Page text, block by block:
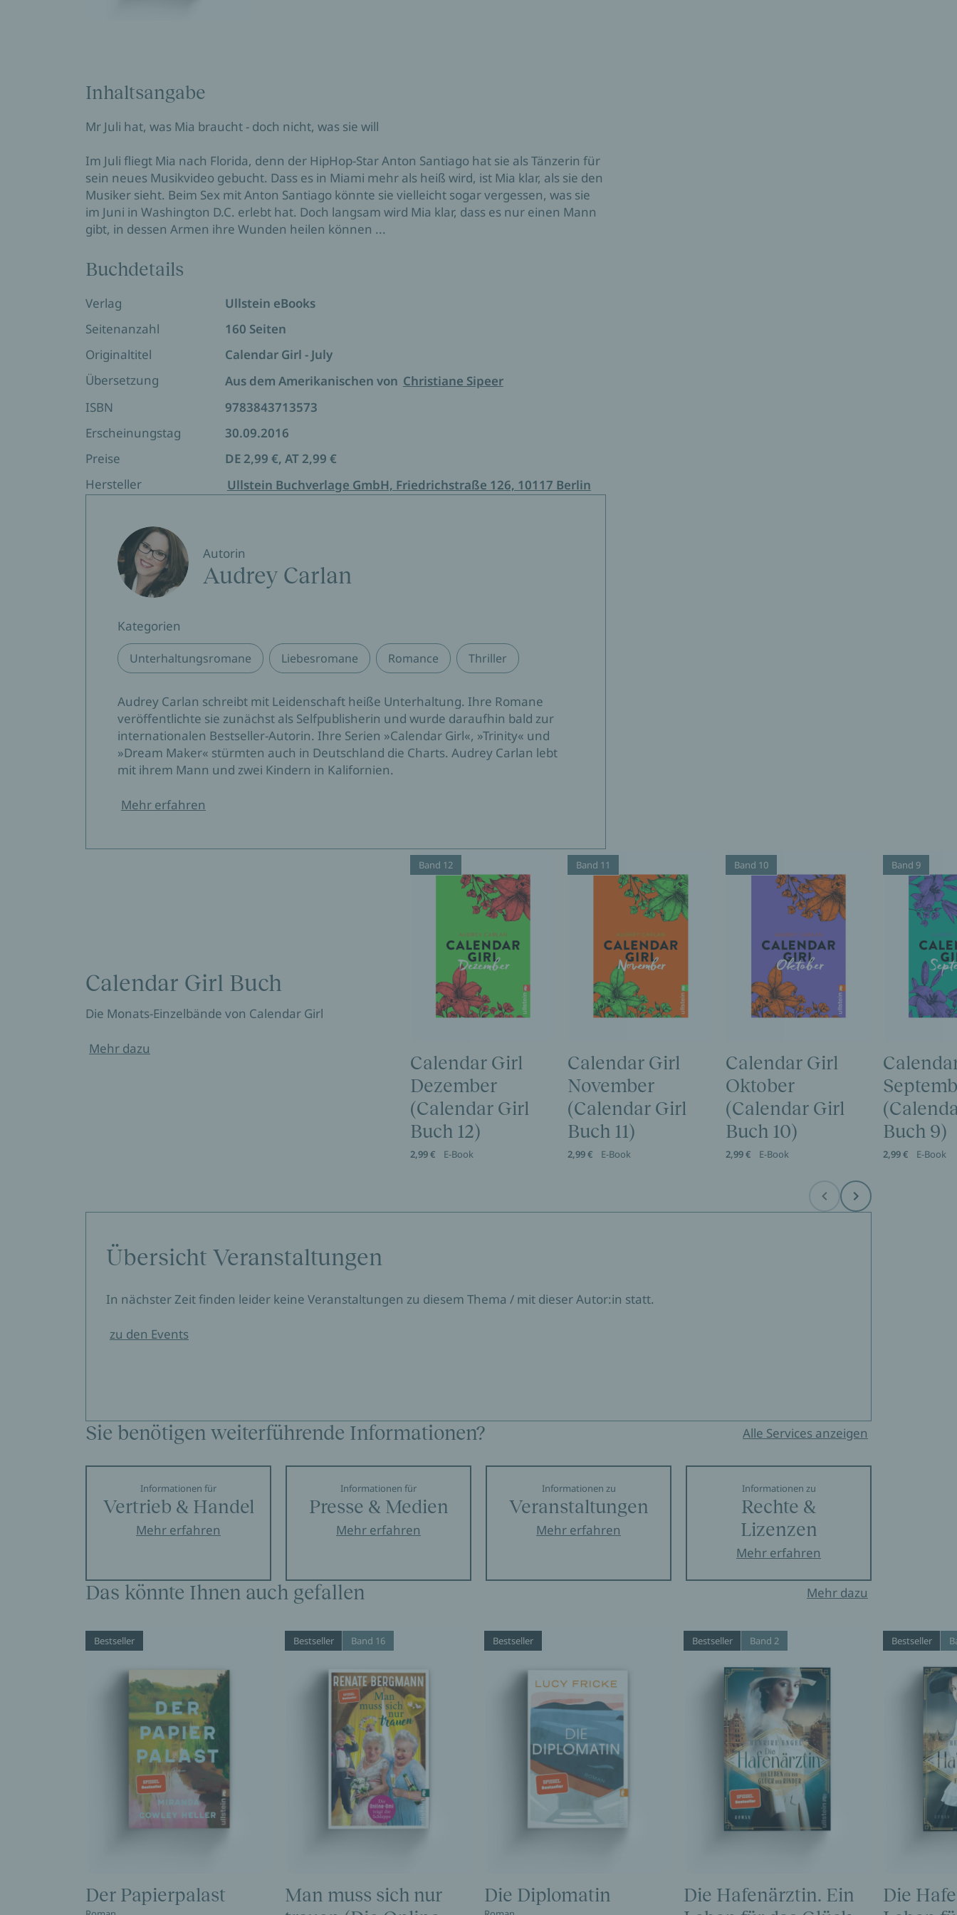
Inhaltsangabe
Mr Juli hat, was Mia braucht - doch nicht, was sie will
Im Juli fliegt Mia nach Florida, denn der HipHop-Star Anton Santiago hat sie als Tänzerin für
sein neues Musikvideo gebucht. Dass es in Miami mehr als heiß wird, ist Mia klar, als sie den
Musiker sieht. Beim Sex mit Anton Santiago könnte sie vielleicht sogar vergessen, was sie
im Juni in Washington D.C. erlebt hat. Doch langsam wird Mia klar, dass es nur einen Mann
gibt, in dessen Armen ihre Wunden heilen können ...
Buchdetails
Verlag
Ullstein eBooks
Seitenanzahl
160 Seiten
Originaltitel
Calendar Girl - July
Übersetzung
Aus dem Amerikanischen von Christiane Sipeer
ISBN
9783843713573
Erscheinungstag
30.09.2016
Preise
DE 2,99 €, AT 2,99 €
Hersteller
Ullstein Buchverlage GmbH, Friedrichstraße 126, 10117 Berlin
Autorin
Audrey Carlan
Kategorien
Unterhaltungsromane Liebesromane Romance Thriller
Audrey Carlan schreibt mit Leidenschaft heiße Unterhaltung. Ihre Romane
veröffentlichte sie zunächst als Selfpublisherin und wurde daraufhin bald zur
internationalen Bestseller-Autorin. Ihre Serien »Calendar Girl«, »Trinity« und
»Dream Maker« stürmten auch in Deutschland die Charts. Audrey Carlan lebt
mit ihrem Mann und zwei Kindern in Kalifornien.
Mehr erfahren
Calendar Girl Buch
Die Monats-Einzelbände von Calendar Girl
Mehr dazu
Band 12
Calendar Girl
Dezember
(Calendar Girl
Buch 12)
2,99 € E-Book
Band 11
Calendar Girl
November
(Calendar Girl
Buch 11)
2,99 € E-Book
Band 10
Calendar Girl
Oktober
(Calendar Girl
Buch 10)
2,99 € E-Book
Band 9
Buch 9)
2,99 € E-Book
Before Next
Übersicht Veranstaltungen
In nächster Zeit finden leider keine Veranstaltungen zu diesem Thema / mit dieser Autor:in statt.
zu den Events
Sie benötigen weiterführende Informationen? Alle Services anzeigen
Informationen für
Vertrieb & Handel
Mehr erfahren
Informationen für
Presse & Medien
Mehr erfahren
Informationen zu
Veranstaltungen
Mehr erfahren
Informationen zu
Rechte &
Lizenzen
Mehr erfahren
Das könnte Ihnen auch gefallen Mehr dazu
Bestseller
Der Papierpalast
Bestseller Band 16
Man muss sich nur
Bestseller
Die Diplomatin
Bestseller Band 2
Die Hafenärztin. Ein
Bestseller
Die